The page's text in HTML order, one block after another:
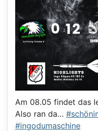
Am 08.05 findet das
Also ran da…
#ingodumaschine